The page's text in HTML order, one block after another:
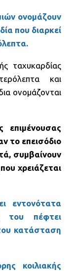
ονομάζουν
που διαρκεί
ταχυκαρδίας
και
ονομάζονται
το επεισόδιο
συμβαίνουν
χρειάζεται
εντονότατα
του πέφτει
κατάσταση
κοιλιακής